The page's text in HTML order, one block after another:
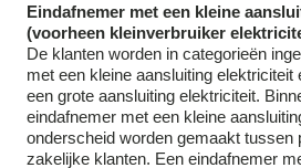
Eindafnemer met een kleine
(voorheen kleinverbruiker
De klanten worden in categorieën
met een kleine aansluiting elektriciteit
een grote aansluiting elektriciteit.
eindafnemer met een kleine
onderscheid worden gemaakt tussen
zakelijke klanten. Een eindafnemer